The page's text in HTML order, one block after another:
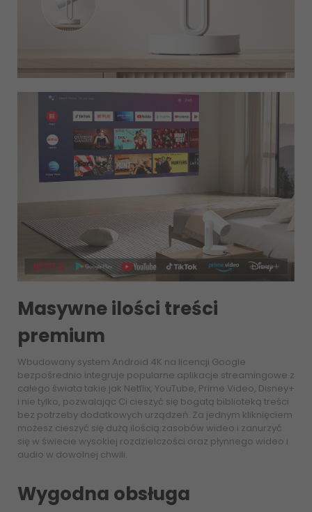
Masywne ilości treści
premium
Wbudowany system Android 4K na licencji Google
bezpośrednio integruje popularne aplikacje streamingowe z
całego świata takie jak Netflix, YouTube, Prime Video, Disney+
i nie tylko, pozwalając Ci cieszyć się bogatą biblioteką treści
bez potrzeby dodatkowych urządzeń. Za jednym kliknięciem
możesz cieszyć się dużą ilością zasobów wideo i zanurzyć
się w świecie wysokiej rozdzielczości oraz płynnego wideo i
audio w dowolnej chwili.
Wygodna obsługa